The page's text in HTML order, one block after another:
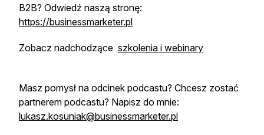
B2B? Odwiedź naszą stronę:
https://businessmarketer.pl
Zobacz nadchodzące szkolenia i webinary
Masz pomysł na odcinek podcastu? Chcesz zostać
partnerem podcastu? Napisz do mnie:
lukasz.kosuniak@businessmarketer.pl